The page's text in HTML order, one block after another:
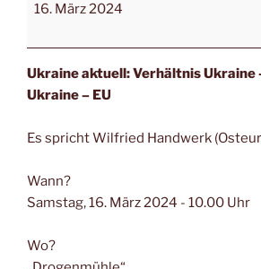
16. März 2024
Ukraine aktuell: Verhältnis Ukraine
Ukraine – EU
Es spricht Wilfried Handwerk
Wann?
Samstag, 16. März 2024 - 10.00 Uhr
Wo?